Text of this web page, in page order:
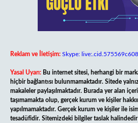
Reklam ve İletişim: Skype:
Yasal Uyarı: Bu internet sitesi, herhangi bir
hiçbir bağlantısı bulunmamaktadır. Sitede
makaleler paylaşılmaktadır. Burada yer alan
taşımamakta olup, gerçek kurum ve kişiler
yapılmamaktadır. Gerçek kurum ve kişiler ile
tesadüfidir. Sitemizdeki bilgiler taslak halindedir